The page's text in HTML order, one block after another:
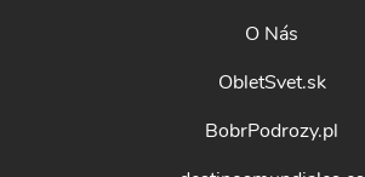
O Nás
ObletSvet.sk
BobrPodrozy.pl